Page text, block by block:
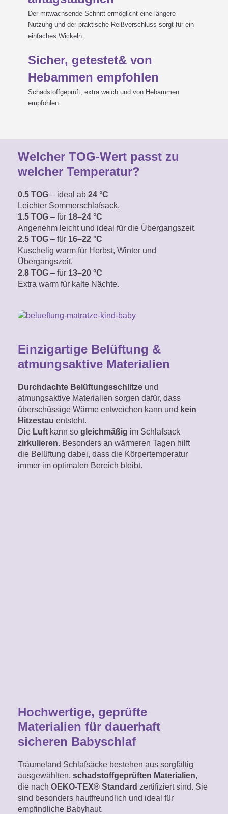
Der mitwachsende Schnitt ermöglicht eine längere
Nutzung und der praktische Reißverschluss sorgt für ein
einfaches Wickeln.
Sicher, getestet& von
Hebammen empfohlen
Schadstoffgeprüft, extra weich und von Hebammen
empfohlen.
Welcher TOG-Wert passt zu
welcher Temperatur?
0.5 TOG – ideal ab 24 °C
Leichter Sommerschlafsack.
1.5 TOG – für 18–24 °C
Angenehm leicht und ideal für die Übergangszeit.
2.5 TOG – für 16–22 °C
Kuschelig warm für Herbst, Winter und
Übergangszeit.
2.8 TOG – für 13–20 °C
Extra warm für kalte Nächte.
Einzigartige Belüftung &
atmungsaktive Materialien
Durchdachte Belüftungsschlitze und
atmungsaktive Materialien sorgen dafür, dass
überschüssige Wärme entweichen kann und kein
Hitzestau entsteht.
Die Luft kann so gleichmäßig im Schlafsack
zirkulieren. Besonders an wärmeren Tagen hilft
die Belüftung dabei, dass die Körpertemperatur
immer im optimalen Bereich bleibt.
Hochwertige, geprüfte
Materialien für dauerhaft
sicheren Babyschlaf
Träumeland Schlafsäcke bestehen aus sorgfältig
ausgewählten, schadstoffgeprüften Materialien,
die nach OEKO-TEX® Standard zertifiziert sind. Sie
sind besonders hautfreundlich und ideal für
empfindliche Babyhaut.